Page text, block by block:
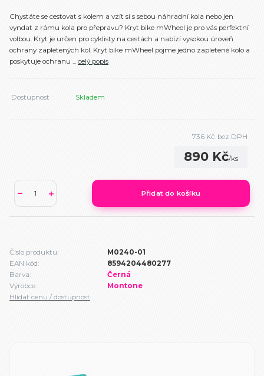
Chystáte se cestovat s kolem a vzít si s sebou náhradní kola nebo jen
vyndat z rámu kola pro přepravu? Kryt bike mWheel je pro vás perfektní
volbou. Kryt je určen pro cyklisty na cestách a nabízí vysokou úroveň
ochrany zapletených kol. Kryt bike mWheel pojme jedno zapletené kolo a
poskytuje ochranu ... celý popis
Dostupnost Skladem
890 Kč/ks
736 Kč bez DPH
Přidat do košíku
Číslo produktu:
M0240-01
EAN kód:
8594204480277
Barva:
Černá
Výrobce:
Montone
Hlídat cenu / dostupnost